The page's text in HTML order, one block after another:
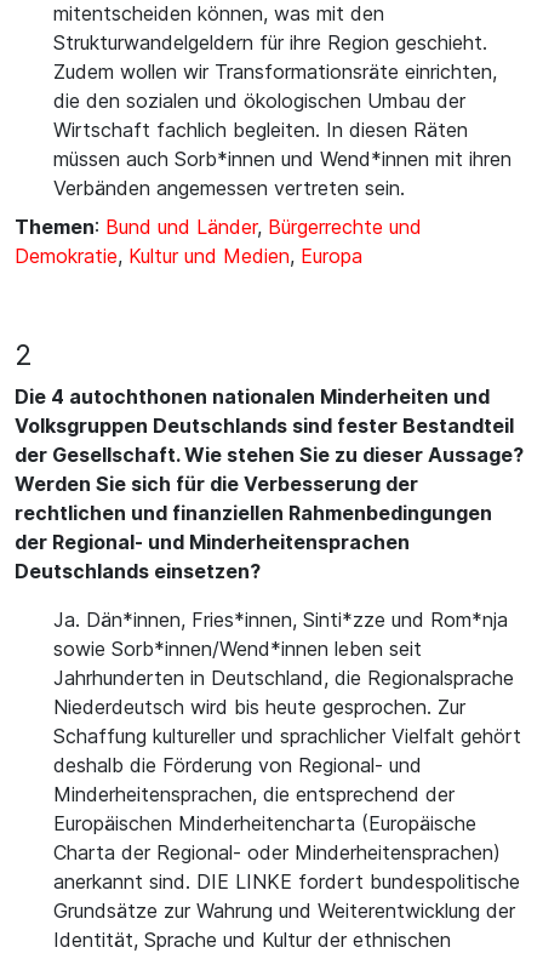
mitentscheiden können, was mit den
Strukturwandelgeldern für ihre Region geschieht.
Zudem wollen wir Transformationsräte einrichten,
die den sozialen und ökologischen Umbau der
Wirtschaft fachlich begleiten. In diesen Räten
müssen auch Sorb*innen und Wend*innen mit ihren
Verbänden angemessen vertreten sein.
Themen: Bund und Länder, Bürgerrechte und
Demokratie, Kultur und Medien, Europa
2
Die 4 autochthonen nationalen Minderheiten und
Volksgruppen Deutschlands sind fester Bestandteil
der Gesellschaft. Wie stehen Sie zu dieser Aussage?
Werden Sie sich für die Verbesserung der
rechtlichen und finanziellen Rahmenbedingungen
der Regional- und Minderheitensprachen
Deutschlands einsetzen?
Ja. Dän*innen, Fries*innen, Sinti*zze und Rom*nja
sowie Sorb*innen/Wend*innen leben seit
Jahrhunderten in Deutschland, die Regionalsprache
Niederdeutsch wird bis heute gesprochen. Zur
Schaffung kultureller und sprachlicher Vielfalt gehört
deshalb die Förderung von Regional- und
Minderheitensprachen, die entsprechend der
Europäischen Minderheitencharta (Europäische
Charta der Regional- oder Minderheitensprachen)
anerkannt sind. DIE LINKE fordert bundespolitische
Grundsätze zur Wahrung und Weiterentwicklung der
Identität, Sprache und Kultur der ethnischen